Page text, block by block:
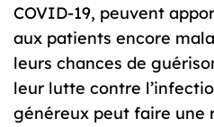
COVID-19, peuvent
aux patients encore
leurs chances de
leur lutte contre
généreux peut faire une